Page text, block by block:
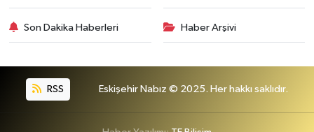
Son Dakika Haberleri Haber Arşivi
RSS Eskişehir Nabız © 2025. Her hakkı saklıdır.